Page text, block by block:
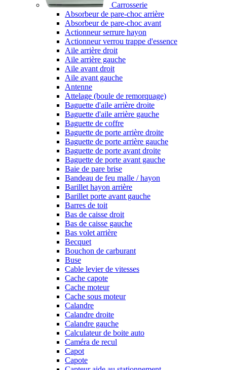
Carrosserie
Absorbeur de pare-choc arrière
Absorbeur de pare-choc avant
Actionneur serrure hayon
Actionneur verrou trappe d'essence
Aile arrière droit
Aile arrière gauche
Aile avant droit
Aile avant gauche
Antenne
Attelage (boule de remorquage)
Baguette d'aile arrière droite
Baguette d'aile arrière gauche
Baguette de coffre
Baguette de porte arrière droite
Baguette de porte arrière gauche
Baguette de porte avant droite
Baguette de porte avant gauche
Baie de pare brise
Bandeau de feu malle / hayon
Barillet hayon arrière
Barillet porte avant gauche
Barres de toit
Bas de caisse droit
Bas de caisse gauche
Bas volet arrière
Becquet
Bouchon de carburant
Buse
Cable levier de vitesses
Cache capote
Cache moteur
Cache sous moteur
Calandre
Calandre droite
Calandre gauche
Calculateur de boite auto
Caméra de recul
Capot
Capote